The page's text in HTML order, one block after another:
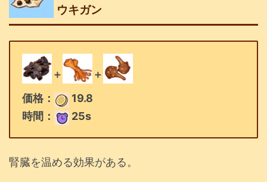
ウキガン
＋
＋
価格：
19.8
時間：
25s
腎臓を温める効果がある。